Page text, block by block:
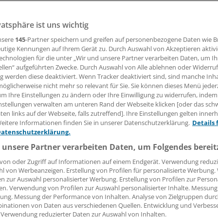
12:09 Uhr
Nachdem IMS Health kürzlich dieGKV-
liegen jetzt auch die Zahlen für den Gesamtmarkt vor.
(einschließlich Zubereitungen und
5,6 Prozent auf 38 Milliarden Euro (zu
in den Apotheken erfasst. 13 Prozent des
Arzneimittelbedarf der Krankenhäuser.
war 2015 Novartis, gefolgt von Roche. Sanofi
getauscht. Rang fünf belegte Bayer. Die stärksten
verbuchte Gilead, die vom elften auf den sechstn
ist uns wichtig
145-Partner speichern und greifen auf personenbezogene Daten wie
Kennungen auf Ihrem Gerät zu. Durch Auswahl von Akzeptieren
für die unter „Wir und unsere Partner verarbeiten Daten, um
aufgeführten Zwecke. Durch Auswahl von Alle ablehnen oder
werden diese deaktiviert. Wenn Tracker deaktiviert sind, sind manche
nicht mehr so relevant für Sie. Sie können dieses Menü
Ihre Einstellungen zu ändern oder Ihre Einwilligung zu widerrufen, indem
verwalten am unteren Rand der Webseite klicken [oder das
links auf der Webseite, falls zutreffend]. Ihre Einstellungen gelten
Informationen finden Sie in unserer Datenschutzerklärung. Details
Partner verarbeiten Daten, um Folgendes
oder Zugriff auf Informationen auf einem Endgerät. Verwendung
von Werbeanzeigen. Erstellung von Profilen für personalisierte
zur Auswahl personalisierter Werbung. Erstellung von Profilen zur
Verwendung von Profilen zur Auswahl personalisierter Inhalte.
Messung der Performance von Inhalten. Analyse von Zielgruppen
von Daten aus verschiedenen Quellen. Entwicklung und
reduzierter Daten zur Auswahl von Inhalten.